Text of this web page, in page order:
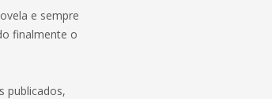
e sempre
finalmente o
publicados,